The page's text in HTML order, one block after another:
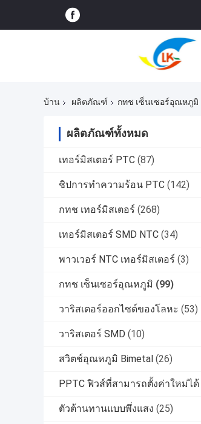
บ้าน ผลิตภัณฑ์ กทช เซ็นเซอร์อุณหภูมิ
ผลิตภัณฑ์ทั้งหมด
เทอร์มิสเตอร์ PTC (87)
ชิปการทําความร้อน PTC (142)
กทช เทอร์มิสเตอร์ (268)
เทอร์มิสเตอร์ SMD NTC (34)
พาวเวอร์ NTC เทอร์มิสเตอร์ (3)
กทช เซ็นเซอร์อุณหภูมิ (99)
วาริสเตอร์ออกไซด์ของโลหะ (53)
วาริสเตอร์ SMD (10)
สวิตช์อุณหภูมิ Bimetal (26)
PPTC ฟิวส์ที่สามารถตั้งค่าใหม่ได้
ตัวต้านทานแบบพึ่งแสง (25)